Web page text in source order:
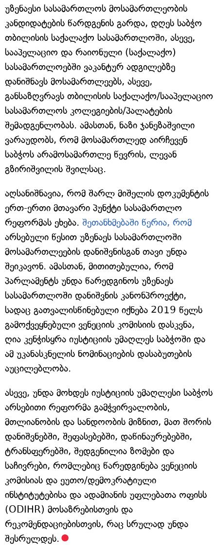
უზენაესი სასამართლოს მოსამართლეობის
კანდიდატების წარდგენის გარდა, დღეს საბჭო
თბილისის საქალაქო სასამართლოში, ასევე,
სააპელაციო და რაიონული (საქალაქო)
სასამართლოებში ვაკანტურ ადგილებზე
დანიშნავს მოსამართლეებს, ასევე,
განსაზღვრავს თბილისის საქალაქო/სააპელაციო
სასამართლოს კოლეგიების/პალატების
შემადგენლობას. ამასთან, ნაზი ჯანეზაშვილი
ვარაუდობს, რომ მოსამართლედ აირჩევენ
საბჭოს არამოსამართლე წევრის, ლევან
გზირიშვილის შვილსაც.
აღსანიშნავია, რომ შარლ მიშელის დოკუმენტის
ერთ-ერთი მთავარი პუნქტი სასამართლო
რეფორმას ეხება. შეთანხმებაში წერია, რომ
არსებული წესით უზენაეს სასამართლოში
მოსამართლეების დანიშვნისგან თავი უნდა
შეიკავონ. ამასთან, მითითებულია, რომ
პარლამენტს უნდა წარედგინოს უზენაეს
სასამართლოში დანიშვნის კანონპროექტი,
სადაც გათვალისწინებული იქნება 2019 წელს
გამოქვეყნებული ვენეციის კომისიის დასკვნა,
ღია კენჭისყრა იუსტიციის უმაღლეს საბჭოში და
ამ უკანასკნელის ნომინაციების დასაბუთების
აუცილებლობა.
ასევე, უნდა მოხდეს იუსტიციის უმაღლესი საბჭოს
არსებითი რეფორმა გამჭვირვალობის,
მთლიანობის და სანდოობის მიზნით, მათ შორის
დანიშვნებში, შეფასებებში, დაწინაურებებში,
ტრანსფერებში, შედგენილია ზომები და
საჩივრები, რომლებიც წარედგინება ვენეციის
კომისიას და ეუთო/დემოკრატიული
ინსტიტუტებისა და ადამიანის უფლებათა ოფისს
(ODIHR) მოსაზრებისთვის და
რეკომენდაციებისთვის, რაც სრულად უნდა
შესრულდეს.